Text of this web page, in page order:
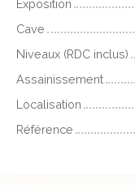
Exposition
Cave
Niveaux (RDC inclus)
Assainissement
Localisation
Référence